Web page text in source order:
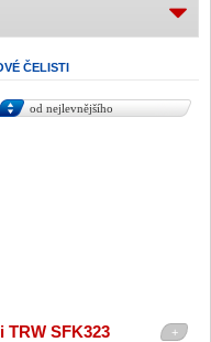
ČELISTI
od nejlevnějšího
+
SFK323